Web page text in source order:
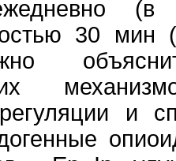
(в
30
и